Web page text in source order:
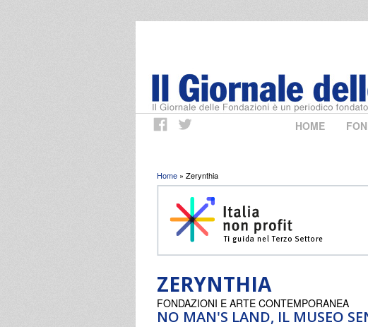
HOME
Tu sei qui
Home » Zerynthia
ZERYNTHIA
NO MAN'S LAND, IL MUSEO
FONDAZIONI E ARTE CONTEMPORANEA